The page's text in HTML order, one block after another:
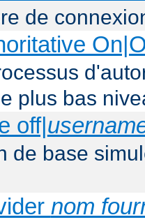
de
plus bas
off|
de base
nom